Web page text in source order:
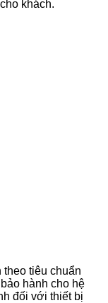
khách.
tiêu chuẩn
hành cho hệ
đối với thiết bị